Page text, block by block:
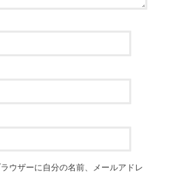
ウザーに自分の名前、メールアドレ